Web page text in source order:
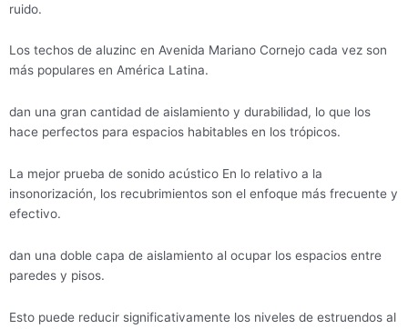
ruido.
Los techos de aluzinc en Avenida Mariano Cornejo cada vez son
más populares en América Latina.
dan una gran cantidad de aislamiento y durabilidad, lo que los
hace perfectos para espacios habitables en los trópicos.
La mejor prueba de sonido acústico En lo relativo a la
insonorización, los recubrimientos son el enfoque más frecuente y
efectivo.
dan una doble capa de aislamiento al ocupar los espacios entre
paredes y pisos.
Esto puede reducir significativamente los niveles de estruendos al